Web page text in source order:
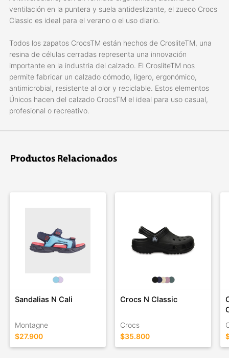
ventilación en la puntera y suela antideslizante, el zueco Crocs
Classic es ideal para el verano o el uso diario.
Todos los zapatos CrocsTM están hechos de CrosliteTM, una
resina de células cerradas representa una innovación
importante en la industria del calzado. El CrosliteTM nos
permite fabricar un calzado cómodo, ligero, ergonómico,
antimicrobial, resistente al olor y reciclable. Estos elementos
Únicos hacen del calzado CrocsTM el ideal para uso casual,
profesional o recreativo.
Productos Relacionados
Sandalias N Cali
Montagne
$27.900
Crocs N Classic
Crocs
$35.800